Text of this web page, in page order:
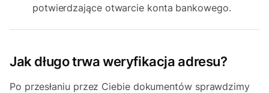
potwierdzające otwarcie konta bankowego.
Jak długo trwa weryfikacja adresu?
Po przesłaniu przez Ciebie dokumentów sprawdzimy